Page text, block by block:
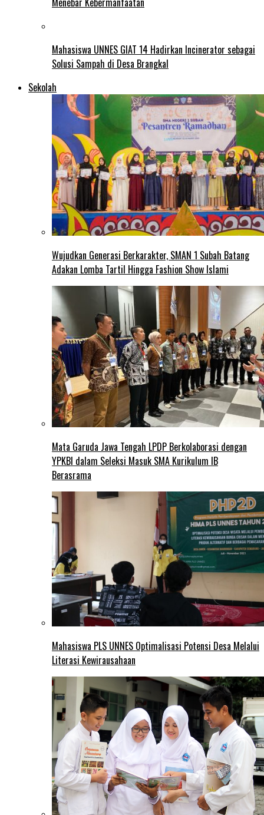
Mahasiswa UNNES GIAT 14 Hadirkan Incinerator sebagai
Solusi Sampah di Desa Brangkal
Sekolah
Wujudkan Generasi Berkarakter, SMAN 1 Subah Batang
Adakan Lomba Tartil Hingga Fashion Show Islami
Mata Garuda Jawa Tengah LPDP Berkolaborasi dengan
YPKBI dalam Seleksi Masuk SMA Kurikulum IB
Berasrama
Mahasiswa PLS UNNES Optimalisasi Potensi Desa Melalui
Literasi Kewirausahaan